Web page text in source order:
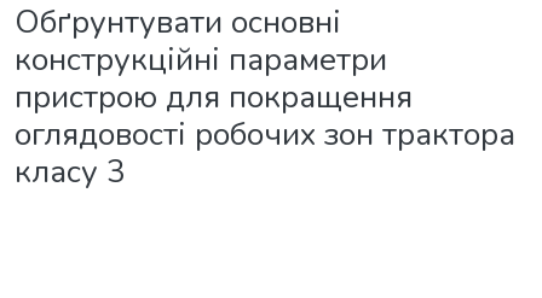
Обґрунтувати основні
конструкційні параметри
пристрою для покращення
оглядовості робочих зон трактора
класу 3